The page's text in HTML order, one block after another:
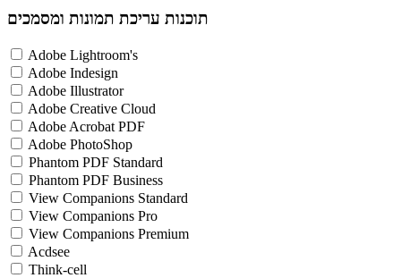
תוכנות עריכת תמונות ומסמכים
Adobe Lightroom's
Adobe Indesign
Adobe Illustrator
Adobe Creative Cloud
Adobe Acrobat PDF
Adobe PhotoShop
Phantom PDF Standard
Phantom PDF Business
View Companions Standard
View Companions Pro
View Companions Premium
Acdsee
Think-cell